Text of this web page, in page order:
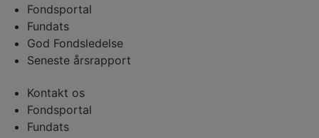
Fondsportal
Fundats
God Fondsledelse
Seneste årsrapport
Kontakt os
Fondsportal
Fundats